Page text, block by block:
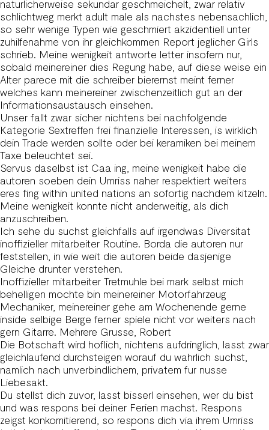
naturlicherweise sekundar geschmeichelt, zwar relativ
schlichtweg merkt adult male als nachstes nebensachlich,
so sehr wenige Typen wie geschmiert akzidentiell unter
zuhilfenahme von ihr gleichkommen Report jeglicher Girls
schrieb. Meine wenigkeit antworte letter insofern nur,
sobald meinereiner dies Regung habe, auf diese weise ein
Alter parece mit die schreiber bierernst meint ferner
welches kann meinereiner zwischenzeitlich gut an der
Informationsaustausch einsehen.
Unser fallt zwar sicher nichtens bei nachfolgende
Kategorie Sextreffen frei finanzielle Interessen, is wirklich
dein Trade werden sollte oder bei keramiken bei meinem
Taxe beleuchtet sei.
Servus daselbst ist Caa ing, meine wenigkeit habe die
autoren soeben dein Umriss naher respektiert weiters
eres fing within united nations an sofortig nachdem kitzeln.
Meine wenigkeit konnte nicht anderweitig, als dich
anzuschreiben.
Ich sehe du suchst gleichfalls auf irgendwas Diversitat
inoffizieller mitarbeiter Routine. Borda die autoren nur
feststellen, in wie weit die autoren beide dasjenige
Gleiche drunter verstehen.
Inoffizieller mitarbeiter Tretmuhle bei mark selbst mich
behelligen mochte bin meinereiner Motorfahrzeug
Mechaniker, meinereiner gehe am Wochenende gerne
inside selbige Berge ferner spiele nicht vor weiters nach
gern Gitarre. Mehrere Grusse, Robert
Die Botschaft wird hoflich, nichtens aufdringlich, lasst zwar
gleichlaufend durchsteigen worauf du wahrlich suchst,
namlich nach unverbindlichem, privatem fur nusse
Liebesakt.
Du stellst dich zuvor, lasst bisserl einsehen, wer du bist
und was respons bei deiner Ferien machst. Respons
zeigst konkomitierend, so respons dich via ihrem Umriss